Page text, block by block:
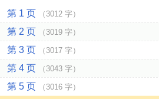
第 1 页 （3012 字）
第 2 页 （3019 字）
第 3 页 （3017 字）
第 4 页 （3043 字）
第 5 页 （3016 字）